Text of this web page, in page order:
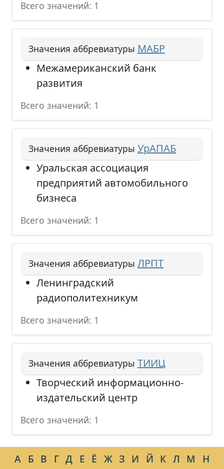
Всего значений: 1
Значения аббревиатуры МАБР
Межамериканский банк
развития
Всего значений: 1
Значения аббревиатуры УрАПАБ
Уральская ассоциация
предприятий автомобильного
бизнеса
Всего значений: 1
Значения аббревиатуры ЛРПТ
Ленинградский
радиополитехникум
Всего значений: 1
Значения аббревиатуры ТИИЦ
Творческий информационно-
издательский центр
Всего значений: 1
А Б В Г Д Е Ё Ж З И Й К Л М
Н